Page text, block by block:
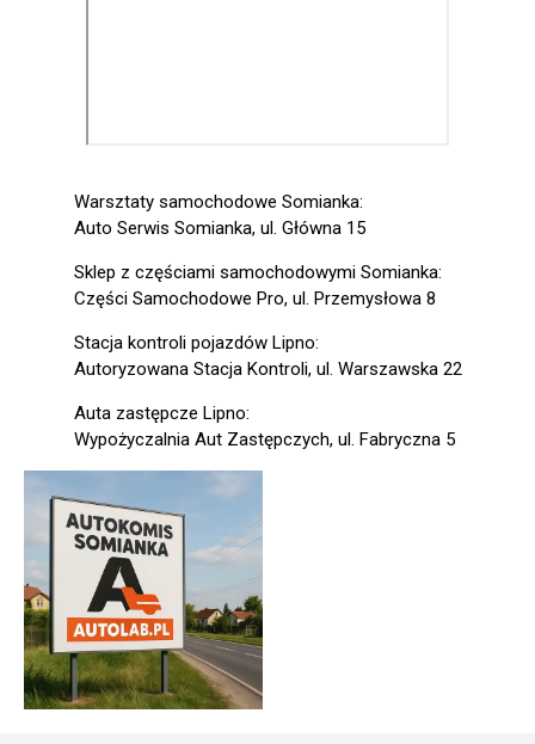
Warsztaty samochodowe Somianka:
Auto Serwis Somianka, ul. Główna 15
Sklep z częściami samochodowymi Somianka:
Części Samochodowe Pro, ul. Przemysłowa 8
Stacja kontroli pojazdów Lipno:
Autoryzowana Stacja Kontroli, ul. Warszawska 22
Auta zastępcze Lipno:
Wypożyczalnia Aut Zastępczych, ul. Fabryczna 5